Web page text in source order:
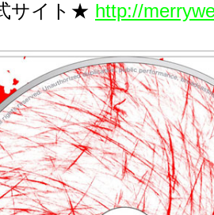
サイト★ http://